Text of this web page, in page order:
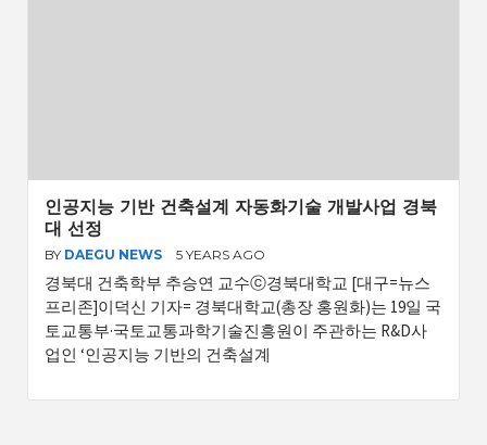
인공지능 기반 건축설계 자동화기술 개발사업 경북
대 선정
BY DAEGU NEWS 5 YEARS AGO
경북대 건축학부 추승연 교수ⓒ경북대학교 [대구=뉴스
프리존]이덕신 기자= 경북대학교(총장 홍원화)는 19일 국
토교통부·국토교통과학기술진흥원이 주관하는 R&D사
업인 ‘인공지능 기반의 건축설계